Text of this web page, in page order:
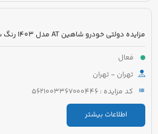
مزایده دولتی خودرو شاهین AT مدل 1403 رنگ سفید
فعال
تهران - تهران
کد مزایده : 5621003367000446
اطلاعات بیشتر